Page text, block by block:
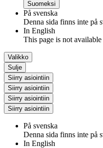
Suomeksi
På svenska
Denna sida finns inte på
In English
This page is not
Valikko
Sulje
Siirry asiointiin
Siirry asiointiin
Siirry asiointiin
Siirry asiointiin
På svenska
Denna sida finns inte på
In English